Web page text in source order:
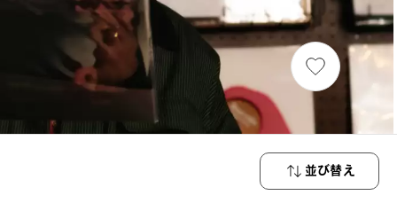
並び替え